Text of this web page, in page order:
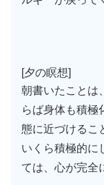
[夕の瞑想]
朝書いたことは
らば身体も積極
態に近づけるこ
いくら積極的に
ては、心が完全